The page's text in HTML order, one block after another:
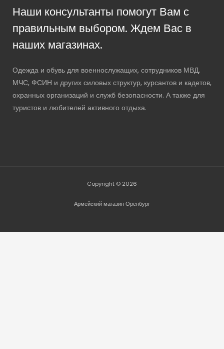
Наши консультанты помогут Вам с
правильным выбором. Ждем Вас в
наших магазинах.
Одежда и обувь для военнослужащих, сотрудников МВД,
МЧС, ФСИН и других силовых структур, курсантов и кадетов,
охранных организаций и служб безопасности. А также для
туристов и любителей активного отдыха.
Copyright © 2026
Армейский магазин Оренбург